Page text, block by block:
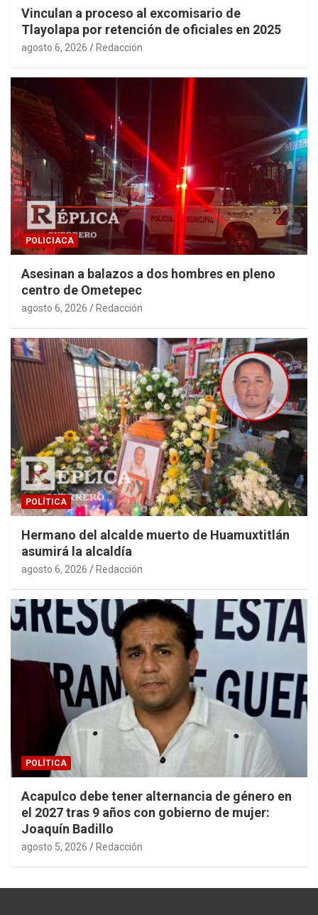
Vinculan a proceso al excomisario de
Tlayolapa por retención de oficiales en 2025
agosto 6, 2026 Redacción
POLICIACA
Asesinan a balazos a dos hombres en pleno
centro de Ometepec
agosto 6, 2026 Redacción
POLÍTICA
Hermano del alcalde muerto de Huamuxtitlán
asumirá la alcaldía
agosto 6, 2026 Redacción
POLÍTICA
Acapulco debe tener alternancia de género en
el 2027 tras 9 años con gobierno de mujer:
Joaquín Badillo
agosto 5, 2026 Redacción